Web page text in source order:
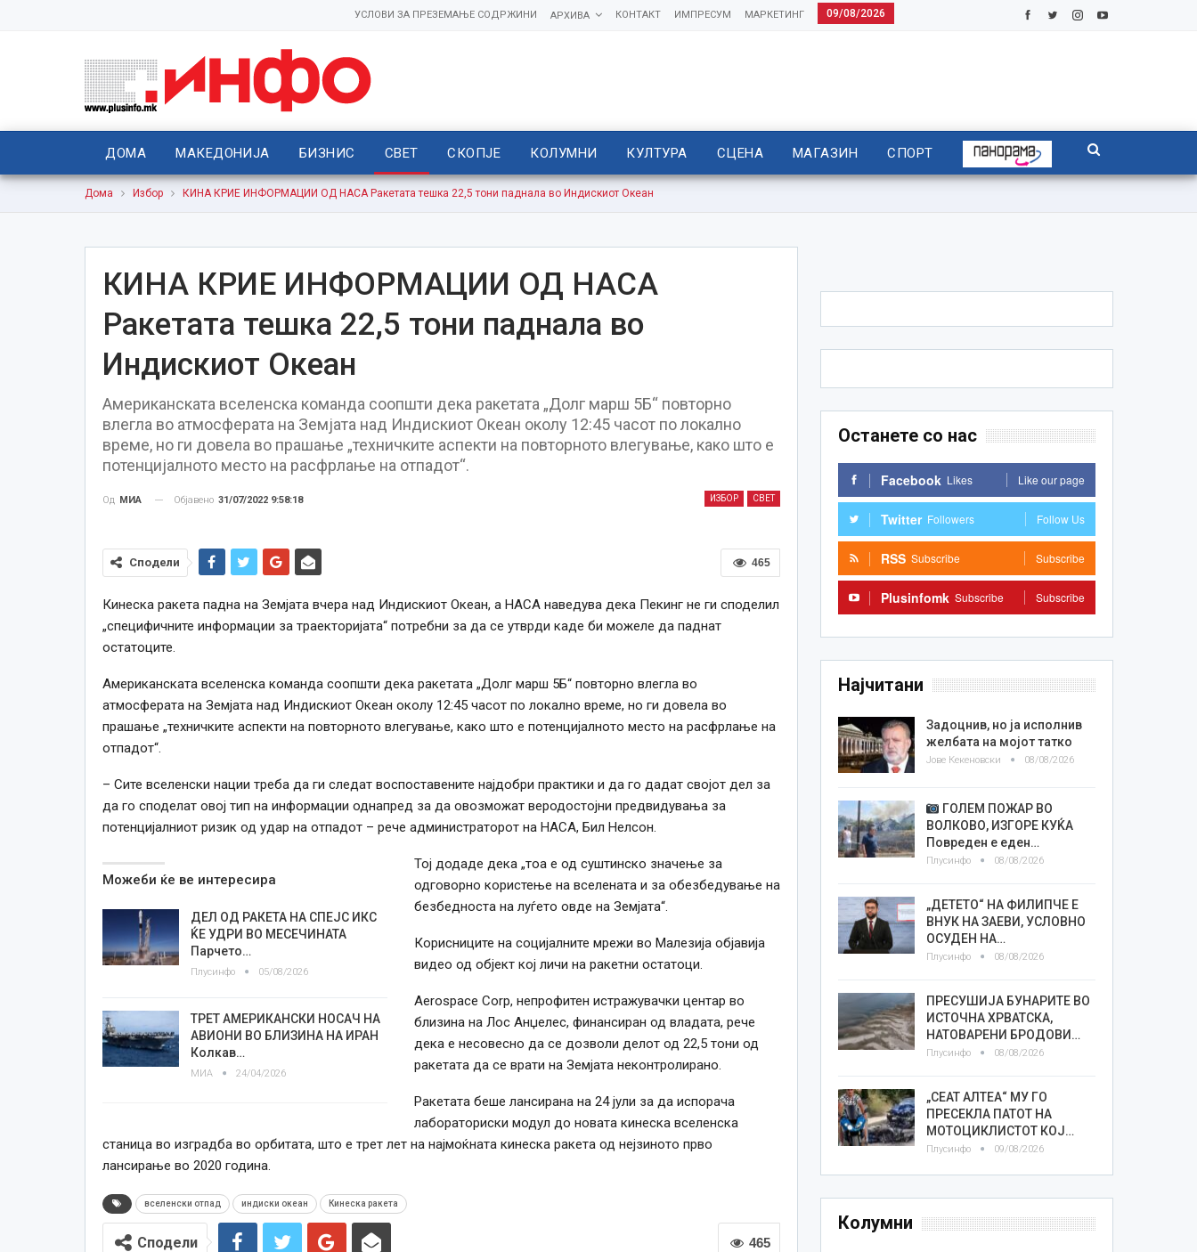
09/08/2026
МАРКЕТИНГ
ИМПРЕСУМ
КОНТАКТ
АРХИВА
УСЛОВИ ЗА ПРЕЗЕМАЊЕ СОДРЖИНИ
ДОМА МАКЕДОНИЈА БИЗНИС СВЕТ СКОПЈЕ КОЛУМНИ КУЛТУРА СЦЕНА МАГАЗИН СПОРТ
Дома Избор КИНА КРИЕ ИНФОРМАЦИИ ОД НАСА Ракетата тешка 22,5 тони паднала во Индискиот Океан
КИНА КРИЕ ИНФОРМАЦИИ ОД НАСА
Ракетата тешка 22,5 тони паднала во
Индискиот Океан
Американската вселенска команда соопшти дека ракетата „Долг марш 5Б“ повторно
влегла во атмосферата на Земјата над Индискиот Океан околу 12:45 часот по локално
време, но ги довела во прашање „техничките аспекти на повторното влегување, како што е
потенцијалното место на расфрлање на отпадот“.
ИЗБОР СВЕТ
Од МИА Објавено 31/07/2022 9:58:18
465
Сподели
Кинеска ракета падна на Земјата вчера над Индискиот Океан, а НАСА наведува дека Пекинг не ги споделил
„специфичните информации за траекторијата“ потребни за да се утврди каде би можеле да паднат
остатоците.
Американската вселенска команда соопшти дека ракетата „Долг марш 5Б“ повторно влегла во
атмосферата на Земјата над Индискиот Океан околу 12:45 часот по локално време, но ги довелаво
прашање „техничките аспекти на повторното влегување, како што е потенцијалното место на расфрлање на
отпадот“.
– Сите вселенски нации треба да ги следат воспоставените најдобри практики и да го дадат својот дел за
да го споделат овој тип на информации однапред за да овозможат веродостојни предвидувања за
потенцијалниот ризик од удар на отпадот – рече администраторот на НАСА, Бил Нелсон.
Можеби ќе ве интересира
ДЕЛ ОД РАКЕТА НА СПЕЈС ИКС
ЌЕ УДРИ ВО МЕСЕЧИНАТА
Парчето…
Плусинфо 05/08/2026
ТРЕТ АМЕРИКАНСКИ НОСАЧ НА
АВИОНИ ВО БЛИЗИНА НА ИРАН
Колкав…
МИА 24/04/2026
Тој додаде дека „тоа е од суштинско значење за
одговорно користење на вселената и за обезбедување на
безбедноста на луѓето овде на Земјата“.
Корисниците на социјалните мрежи во Малезија објавија
видео од објект кој личи на ракетни остатоци.
Aerospace Corp, непрофитен истражувачки центар во
близина на Лос Анџелес, финансиран од владата, рече
дека е несовесно да се дозволи делот од 22,5 тони од
ракетата да се врати на Земјата неконтролирано.
Ракетата беше лансирана на 24 јули за да испорача
лабораториски модул до новата кинеска вселенска
станица во изградба во орбитата, што е трет лет на најмоќната кинеска ракета од нејзиното прво
лансирање во 2020 година.
вселенски отпад индиски океан Кинеска ракета
465
Сподели
Останете со нас
Facebook Likes Like our page
Twitter Followers Follow Us
RSS Subscribe Subscribe
Plusinfomk Subscribe Subscribe
Најчитани
Задоцнив, но ја исполнив
желбата на мојот татко
Јове Кекеновски 08/08/2026
ГОЛЕМ ПОЖАР ВО
ВОЛКОВО, ИЗГОРЕ КУЌА
Повреден е еден…
Плусинфо 08/08/2026
„ДЕТЕТО“ НА ФИЛИПЧЕ Е
ВНУК НА ЗАЕВИ, УСЛОВНО
ОСУДЕН НА…
Плусинфо 08/08/2026
ПРЕСУШИЈА БУНАРИТЕ ВО
ИСТОЧНА ХРВАТСКА,
НАТОВАРЕНИ БРОДОВИ…
Плусинфо 08/08/2026
„СЕАТ АЛТЕА“ МУ ГО
ПРЕСЕКЛА ПАТОТ НА
МОТОЦИКЛИСТОТ КОЈ…
Плусинфо 09/08/2026
Колумни